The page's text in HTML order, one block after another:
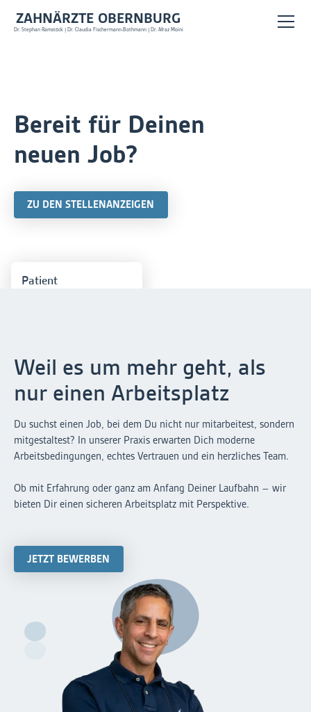
ZAHNÄRZTE OBERNBURG
Dr. Stephan Ramstöck | Dr. Claudia Fischermann-Bothmann | Dr. Afraz Moini
Bereit für Deinen
neuen Job?
ZU DEN STELLENANZEIGEN
Patient
Weil es um mehr geht, als
nur einen Arbeitsplatz
Du suchst einen Job, bei dem Du nicht nur mitarbeitest, sondern
mitgestaltest? In unserer Praxis erwarten Dich moderne
Arbeitsbedingungen, echtes Vertrauen und ein herzliches Team.
Ob mit Erfahrung oder ganz am Anfang Deiner Laufbahn – wir
bieten Dir einen sicheren Arbeitsplatz mit Perspektive.
JETZT BEWERBEN